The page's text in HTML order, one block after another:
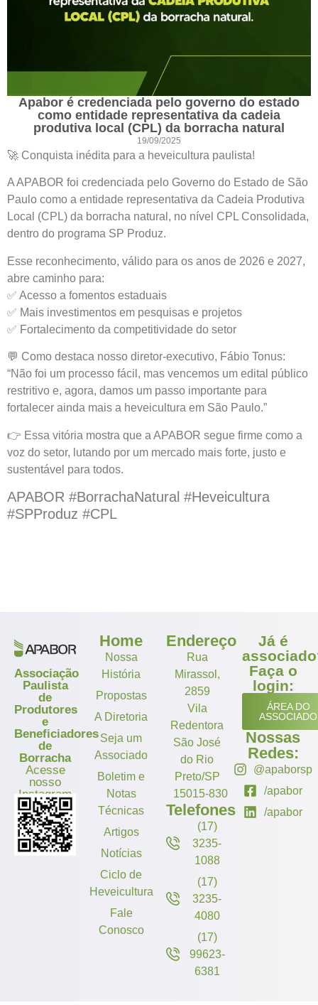
Apabor é credenciada pelo governo do estado
como entidade representativa da cadeia
produtiva local (CPL) da borracha natural
19/09/2025
🚀 Conquista inédita para a heveicultura paulista!
A APABOR foi credenciada pelo Governo do Estado de São
Paulo como a entidade representativa da Cadeia Produtiva
Local (CPL) da borracha natural, no nível CPL Consolidada,
dentro do programa SP Produz.
Esse reconhecimento, válido para os anos de 2026 e 2027,
abre caminho para:
✅ Acesso a fomentos estaduais
✅ Mais investimentos em pesquisas e projetos
✅ Fortalecimento da competitividade do setor
💬 Como destaca nosso diretor-executivo, Fábio Tonus:
“Não foi um processo fácil, mas vencemos um edital público
restritivo e, agora, damos um passo importante para
fortalecer ainda mais a heveicultura em São Paulo.”
👉 Essa vitória mostra que a APABOR segue firme como a
voz do setor, lutando por um mercado mais forte, justo e
sustentável para todos.
APABOR #BorrachaNatural #Heveicultura
#SPProduz #CPL
Associação
Paulista
de
Produtores
e
Beneficiadores
de
Borracha
Acesse
nosso
Instagram
Home
Nossa
História
Propostas
A Diretoria
Seja um
Associado
Boletim e
Notas
Técnicas
Artigos
Notícias
Ciclo de
Heveicultura
Fale
Conosco
Endereço
Rua
Mirassol,
2859
Vila
Redentora
São José
do Rio
Preto/SP
15015-830
Telefones
(17)
3235-
1088
(17)
3235-
4080
(17)
99623-
6381
Já é
Faça o
login:
ÁREA DO
ASSOCIADO
Nossas
Redes:
@apaborsp
/apabor
/apabor